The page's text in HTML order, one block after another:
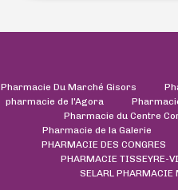
Pharmacie Du Marché Gisors
pharmacie de l'Agora
Pharmacie du Centre
Pharmacie de la Galerie
PHARMACIE DES CONGRES
PHARMACIE TISSEYRE-
SELARL PHARMACIE